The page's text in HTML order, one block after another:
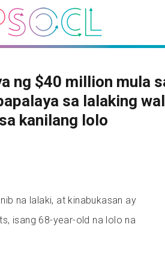
ng $40 million mula
sa lalaking
kanilang lolo
na lalaki, at kinabukasan ay
isang 68-year-old na lolo na